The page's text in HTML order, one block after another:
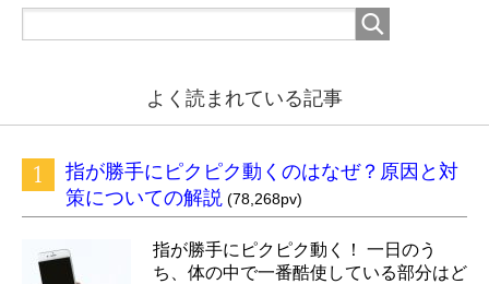
よく読まれている記事
指が勝手にピクピク動くのはなぜ？原因と対
策についての解説 (78,268pv)
指が勝手にピクピク動く！ 一日のう
ち、体の中で一番酷使している部分はど